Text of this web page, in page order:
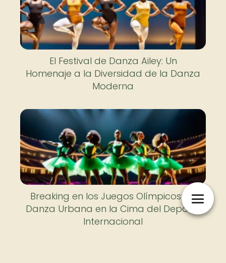
El Festival de Danza Ailey: Un
Homenaje a la Diversidad de la Danza
Moderna
Breaking en los Juegos Olímpicos: La
Danza Urbana en la Cima del Deporte
Internacional